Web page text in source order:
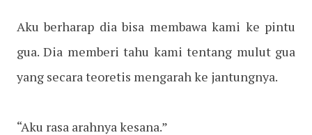
Aku berharap dia bisa membawa kami ke pintu
gua. Dia memberi tahu kami tentang mulut gua
yang secara teoretis mengarah ke jantungnya.
“Aku rasa arahnya kesana.”